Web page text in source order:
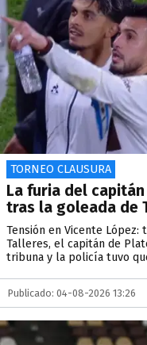
TORNEO CLAUSURA
La furia del
tras la goleada de
Tensión en Vicente López:
Talleres, el capitán de
tribuna y la policía tuvo
Publicado: 04-08-2026 13:26